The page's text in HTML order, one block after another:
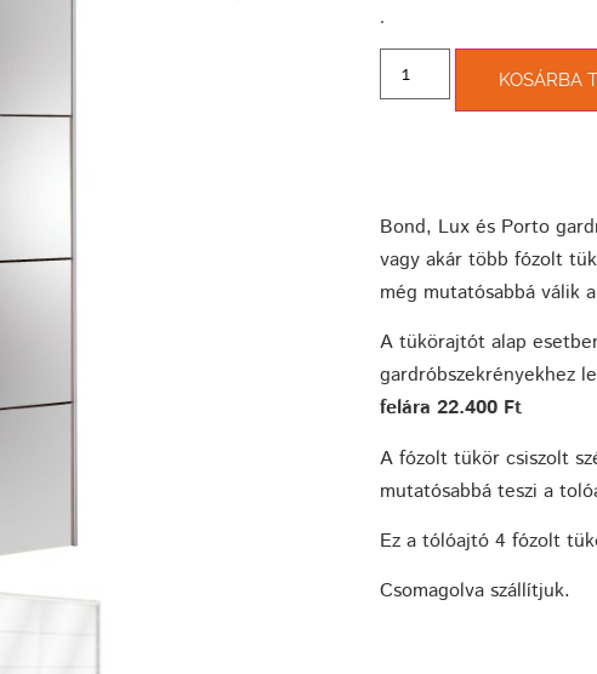
­.
KOSÁRBA
Bond, Lux és Porto
vagy akár több fózolt
még mutatósabbá válik
A tükörajtót alap
gardróbszekrényekhez
felára 22.400 Ft
A fózolt tükör csiszolt
mutatósabbá teszi a
Ez a tólóajtó 4 fózolt
Csomagolva szállítjuk.